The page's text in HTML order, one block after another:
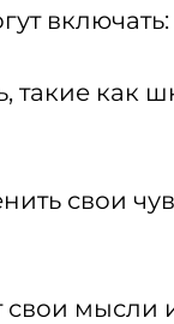
включать:
такие как
свои
мысли